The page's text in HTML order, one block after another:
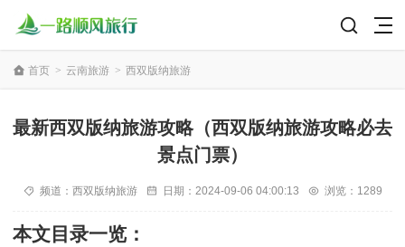
首页 > 云南旅游 > 西双版纳旅游
最新西双版纳旅游攻略（西双版纳旅游攻略必去
景点门票）
频道： 西双版纳旅游 日期： 2024-09-06 04:00:13 浏览：1289
本文目录一览：